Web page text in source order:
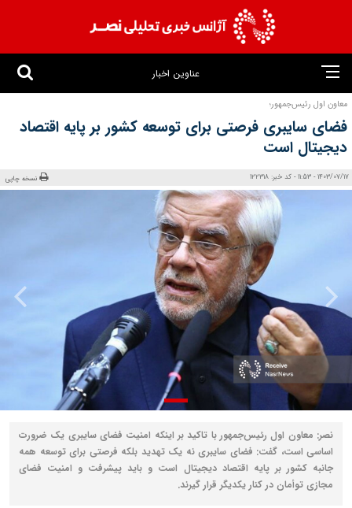
عناوین اخبار
معاون اول رئیس‌جمهور؛
فضای سایبری فرصتی برای توسعه کشور بر پایه اقتصاد
دیجیتال است
1403/07/17 - 11:53 - کد خبر: 122318 نسخه چاپی
نصر: معاون اول رئیس‌جمهور با تاکید بر اینکه امنیت فضای سایبری یک ضرورت
اساسی است، گفت: فضای سایبری نه یک تهدید بلکه فرصتی برای توسعه همه
جانبه کشور بر پایه اقتصاد دیجیتال است و باید پیشرفت و امنیت فضای
مجازی توأمان در کنار یکدیگر قرار گیرند.